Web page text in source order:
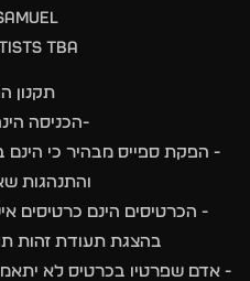
TBA
תקנון
-הכניסה הינה
- הפקת ספייס מבהיר כי הינם
והתנהגות
- הכרטיסים הינם כרטיסים
בהצגת תעודת זהות
- אדם שפרטיו בכרטיס לא